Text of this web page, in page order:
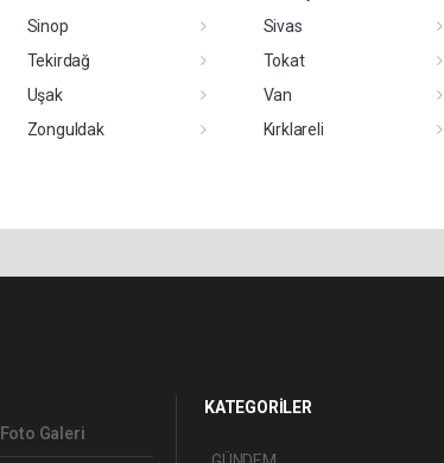
Sinop
Sivas
Tekirdağ
Tokat
Uşak
Van
Zonguldak
Kırklareli
Foto Galeri
KATEGORİLER